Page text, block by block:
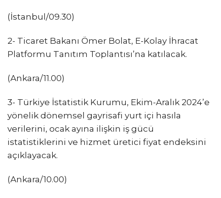
(İstanbul/09.30)
2- Ticaret Bakanı Ömer Bolat, E-Kolay İhracat
Platformu Tanıtım Toplantısı’na katılacak.
(Ankara/11.00)
3- Türkiye İstatistik Kurumu, Ekim-Aralık 2024’e
yönelik dönemsel gayrisafi yurt içi hasıla
verilerini, ocak ayına ilişkin iş gücü
istatistiklerini ve hizmet üretici fiyat endeksini
açıklayacak.
(Ankara/10.00)